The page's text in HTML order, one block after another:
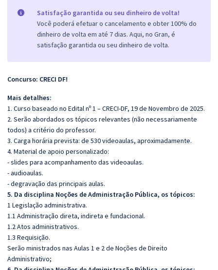
Satisfação garantida ou seu dinheiro de volta!
Você poderá efetuar o cancelamento e obter 100% do
dinheiro de volta em até 7 dias. Aqui, no Gran, é
satisfação garantida ou seu dinheiro de volta.
Concurso: CRECI DF!
Mais detalhes:
1. Curso baseado no Edital nº 1 – CRECI-DF, 19 de Novembro de 2025.
2. Serão abordados os tópicos relevantes (não necessariamente
todos) a critério do professor.
3. Carga horária prevista: de 530 videoaulas, aproximadamente.
4. Material de apoio personalizado:
- slides para acompanhamento das videoaulas.
- audioaulas.
- degravação das principais aulas.
5. Da disciplina Noções de Administração Pública, os tópicos:
1 Legislação administrativa.
1.1 Administração direta, indireta e fundacional.
1.2 Atos administrativos.
1.3 Requisição.
Serão ministrados nas Aulas 1 e 2 de Noções de Direito
Administrativo;